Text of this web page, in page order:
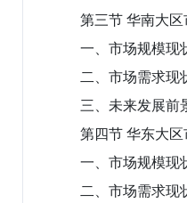
第三节 华南大
一、市场规模现
二、市场需求现
三、未来发展前
第四节 华东大
一、市场规模现
二、市场需求现